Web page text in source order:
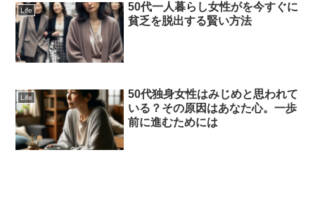
Life
50代一人暮らし女性がを今すぐに
貧乏を脱出する賢い方法
Life
50代独身女性はみじめと思われて
いる？その原因はあなた心。一歩
前に進むためには